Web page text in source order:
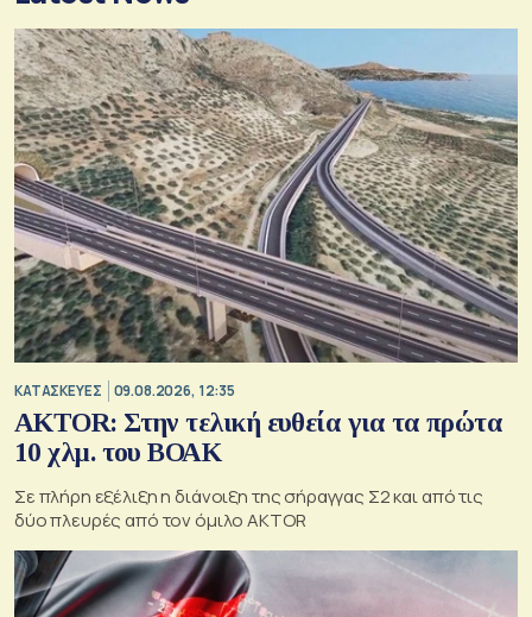
ΚΑΤΑΣΚΕΥΕΣ 09.08.2026, 12:35
AKTOR: Στην τελική ευθεία για τα πρώτα
10 χλμ. του ΒΟΑΚ
Σε πλήρη εξέλιξη η διάνοιξη της σήραγγας Σ2 και από τις
δύο πλευρές από τον όμιλο AKTOR